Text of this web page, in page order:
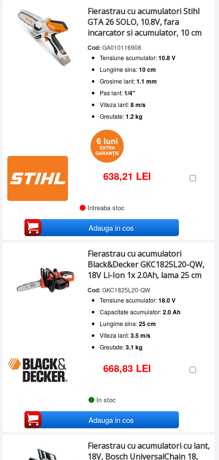
Fierastrau cu acumulatori Stihl
GTA 26 SOLO, 10.8V, fara
incarcator si acumulator, 10 cm
Cod: GA010116908
Tensiune acumulator:10.8 V
Lungime sina:10 cm
Grosime lant:1.1 mm
Pas lant:1/4"
Viteza lant:8 m/s
Greutate:1.2 kg
638,21 LEI
Intreaba stoc
Adauga in cos
Fierastrau cu acumulatori
Black&Decker GKC1825L20-QW,
18V Li-Ion 1x 2.0Ah, lama 25 cm
Cod: GKC1825L20-QW
Tensiune acumulator:18.0 V
Capacitate acumulator:2.0 Ah
Lungime sina:25 cm
Viteza lant:3.5 m/s
Greutate:3.1 kg
668,83 LEI
In stoc
Adauga in cos
Fierastrau cu acumulatori cu lant,
18V, Bosch UniversalChain 18,